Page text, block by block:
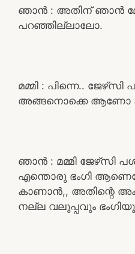
ഞാൻ : അതിന് ഞാൻ
പറഞ്ഞില്ലാലോ.
മമ്മി : പിന്നെ..
അങ്ങനൊക്കെ ആണോ
ഞാൻ : മമ്മി ജേഴ്‌സി
എന്തൊരു ഭംഗി
കാണാൻ,, അതിന്റെ
നല്ല വലുപ്പവും